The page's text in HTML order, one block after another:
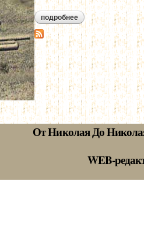
подробнее о западные
От Николая До
WEB-